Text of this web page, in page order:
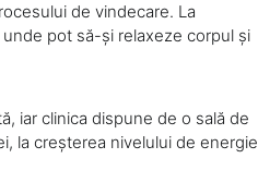
de vindecare. La
unde pot să-și relaxeze corpul și
iar clinica dispune de o sală de
la creșterea nivelului de energie